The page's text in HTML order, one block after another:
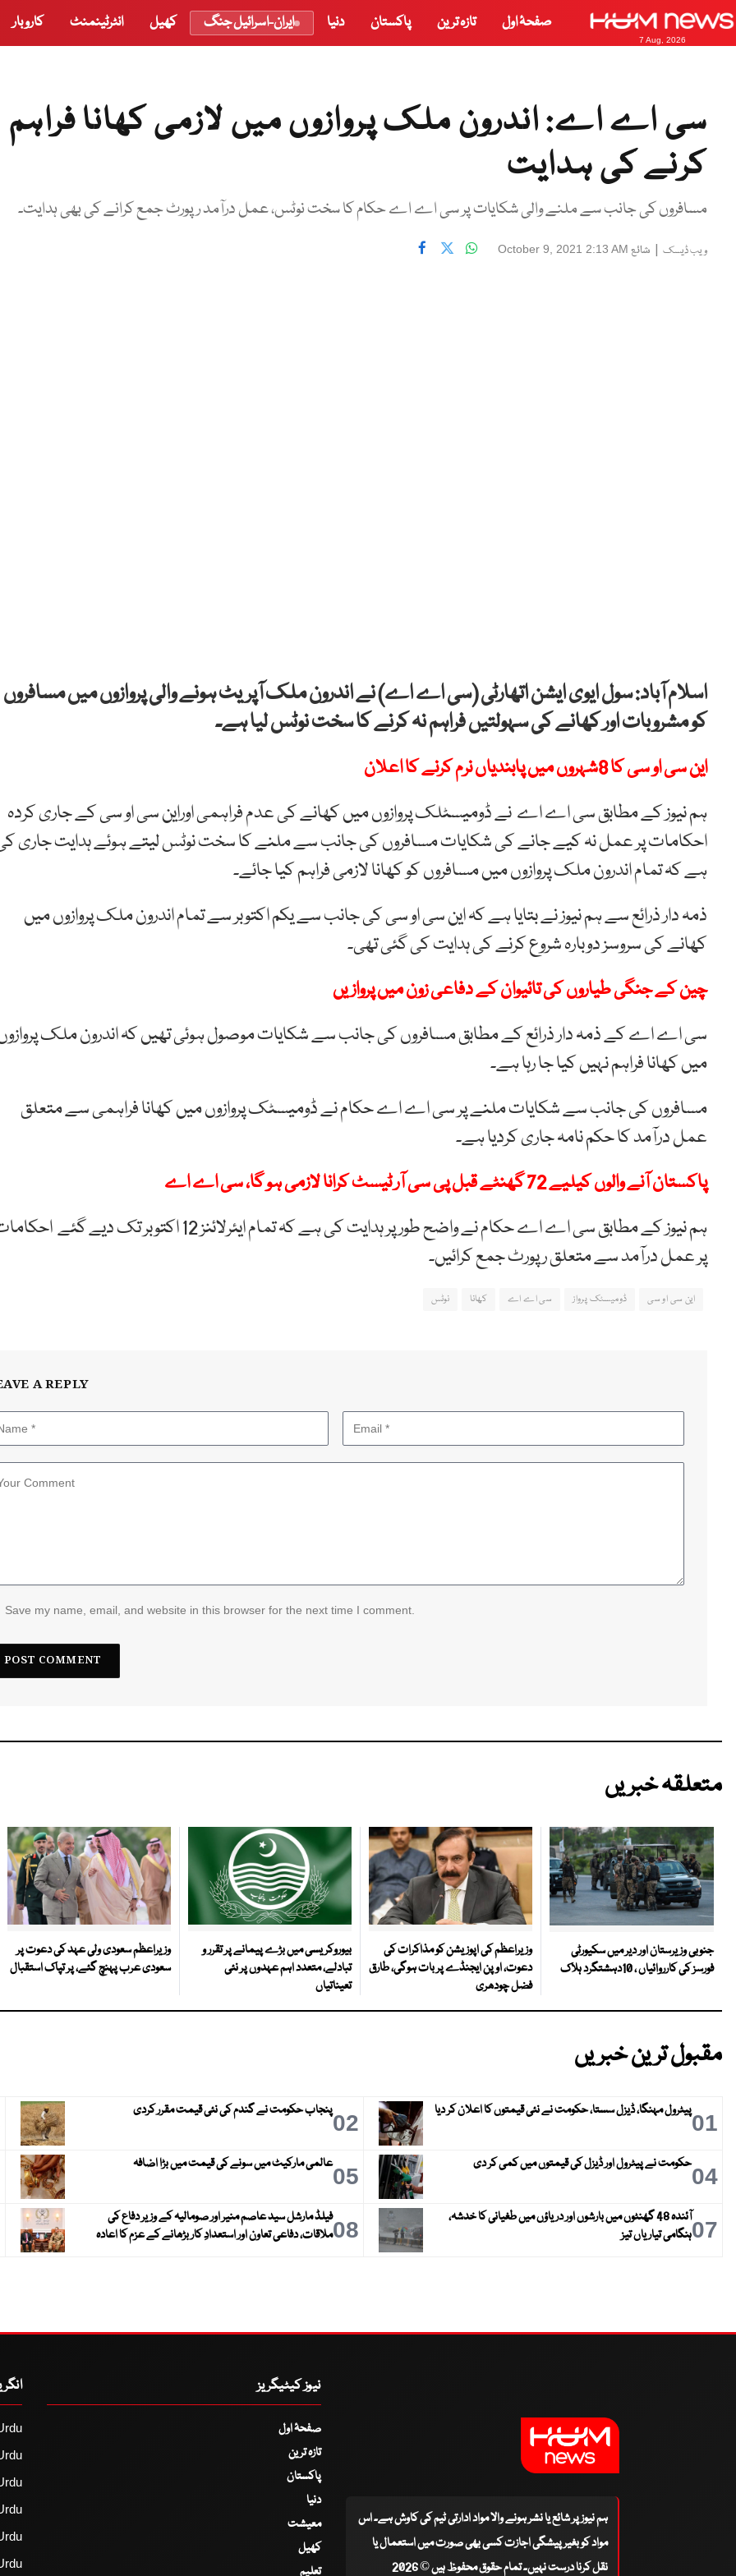
7 Aug, 2026
صفحۂ اول تازہ ترین پاکستان دنیا ایران-اسرائیل جنگ کھیل انٹرٹینمنٹ کاروبار
سی اے اے: اندرون ملک پروازوں میں لازمی کھانا فراہم
کرنے کی ہدایت
مسافروں کی جانب سے ملنے والی شکایات پر سی اے اے حکام کا سخت نوٹس، عمل درآمد رپورٹ جمع کرانے کی بھی ہدایت۔
ویب ڈیسک | شائع October 9, 2021 2:13 AM
اسلام آباد: سول ایوی ایشن اتھارٹی (سی اے اے) نے اندرون ملک آپریٹ ہونے والی پروازوں میں مسافروں
کو مشروبات اور کھانے کی سہولتیں فراہم نہ کرنے کا سخت نوٹس لیا ہے۔
این سی او سی کا 8شہروں میں پابندیاں نرم کرنے کا اعلان
ہم نیوز کے مطابق سی اے اے نے ڈومیسٹلک پروازوں میں کھانے کی عدم فراہمی اوراین سی او سی کے جاری کردہ
احکامات پر عمل نہ کیے جانے کی شکایات مسافروں کی جانب سے ملنے کا سخت نوٹس لیتے ہوئے ہدایت جاری
ہے کہ تمام اندرون ملک پروازوں میں مسافروں کو کھانا لازمی فراہم کیا جائے۔
ذمہ دار ذرائع سے ہم نیوز نے بتایا ہے کہ این سی او سی کی جانب سے یکم اکتوبر سے تمام اندرون ملک پروازوں میں
کھانے کی سروسز دوبارہ شروع کرنے کی ہدایت کی گئی تھی۔
چین کے جنگی طیاروں کی تائیوان کے دفاعی زون میں پروازیں
سی اے اے کے ذمہ دار ذرائع کے مطابق مسافروں کی جانب سے شکایات موصول ہوئی تھیں کہ اندرون ملک
میں کھانا فراہم نہیں کیا جا رہا ہے۔
مسافروں کی جانب سے شکایات ملنے پر سی اے اے حکام نے ڈومیسٹک پروازوں میں کھانا فراہمی سے متعلق
عمل درآمد کا حکم نامہ جاری کردیا ہے۔
پاکستان آنے والوں کیلیے 72 گھنٹے قبل پی سی آر ٹیسٹ کرانا لازمی ہو گا، سی اے اے
ہم نیوز کے مطابق سی اے اے حکام نے واضح طور پر ہدایت کی ہے کہ تمام ایئرلائنز 12 اکتوبر تک دیے گئے
پر عمل درآمد سے متعلق رپورٹ جمع کرائیں۔
این سی او سی ڈومیسٹک پرواز سی اے اے کھانا نوٹس
A REPLY
Save my name, email, and website in this browser for the next time I comment.
متعلقہ خبریں
جنوبی وزیرستان اور دیر میں سکیورٹی
فورسز کی کارروائیاں ، 10دہشتگرد ہلاک
وزیراعظم کی اپوزیشن کو مذاکرات کی
دعوت، اوپن ایجنڈے پر بات ہوگی، طارق
فضل چودھری
بیوروکریسی میں بڑے پیمانے پر تقرر و
تبادلے، متعدد اہم عہدوں پر نئی
تعیناتیاں
وزیراعظم سعودی ولی عہد کی دعوت پر
سعودی عرب پہنچ گئے، پر تپاک استقبال
مقبول ترین خبریں
01پیٹرول مہنگا، ڈیزل سستا، حکومت نے نئی قیمتوں کا اعلان کر دیا 02پنجاب حکومت نے گندم کی نئی قیمت مقرر کردی
04حکومت نے پیٹرول اور ڈیزل کی قیمتوں میں کمی کر دی 05عالمی مارکیٹ میں سونے کی قیمت میں بڑا اضافہ
07
آئندہ 48 گھنٹوں میں بارشوں اور دریاؤں میں طغیانی کا خدشہ،
ہنگامی تیاریاں تیز
08فیلڈ مارشل سید عاصم منیر اور صومالیہ کے وزیر دفاع کی
ملاقات، دفاعی تعاون اور استعدادِ کار بڑھانے کے عزم کا اعادہ
ہم نیوز پر شائع یا نشر ہونے والا مواد ادارتی ٹیم کی کاوش ہے۔ اس
مواد کو بغیر پیشگی اجازت کسی بھی صورت میں استعمال یا
نقل کرنا درست نہیں۔ تمام حقوق محفوظ ہیں © 2026
نیوز کیٹیگریز
صفحۂ اول
تازہ ترین
پاکستان
دنیا
معیشت
کھیل
تعلیم